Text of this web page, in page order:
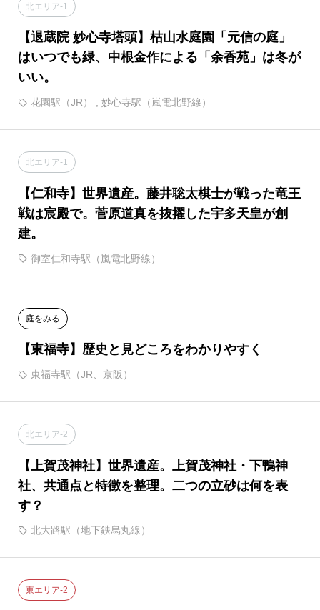
北エリア-1
【退蔵院 妙心寺塔頭】枯山水庭園「元信の庭」
はいつでも緑、中根金作による「余香苑」は冬が
いい。
花園駅（JR） 妙心寺駅（嵐電北野線）
北エリア-1
【仁和寺】世界遺産。藤井聡太棋士が戦った竜王
戦は宸殿で。菅原道真を抜擢した宇多天皇が創
建。
御室仁和寺駅（嵐電北野線）
庭をみる
【東福寺】歴史と見どころをわかりやすく
東福寺駅（JR、京阪）
北エリア-2
【上賀茂神社】世界遺産。上賀茂神社・下鴨神
社、共通点と特徴を整理。二つの立砂は何を表
す？
北大路駅（地下鉄烏丸線）
東エリア-2